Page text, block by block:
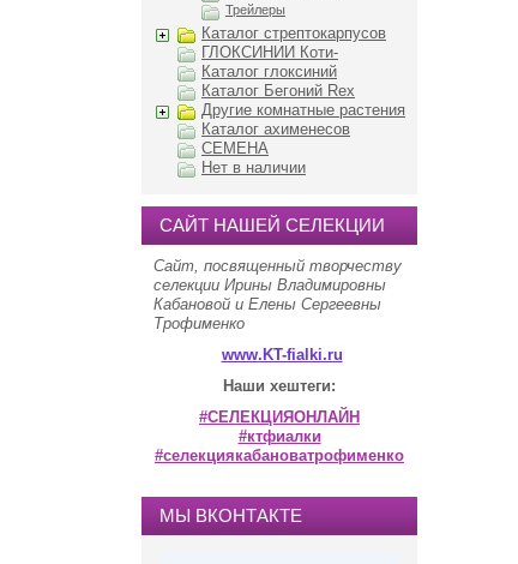
Трейлеры
Каталог стрептокарпусов
ГЛОКСИНИИ Коти-
Каталог глоксиний
Каталог Бегоний Rex
Другие комнатные растения
Каталог ахименесов
СЕМЕНА
Нет в наличии
САЙТ НАШЕЙ СЕЛЕКЦИИ
Сайт, посвященный творчеству
селекции Ирины Владимировны
Кабановой и Елены Сергеевны
Трофименко
www.KT-fialki.ru
Наши хештеги:
#СЕЛЕКЦИЯОНЛАЙН
#ктфиалки
#селекциякабановатрофименко
МЫ ВКОНТАКТЕ